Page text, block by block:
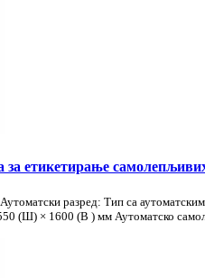
етикетирање
разред: Тип са
(Ш) × 1600 (В ) мм Аутоматско